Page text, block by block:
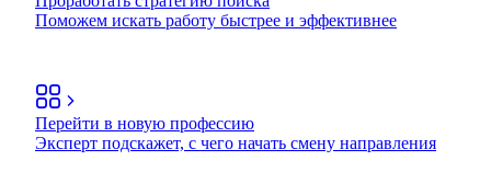
Поможем искать работу быстрее и эффективнее
Перейти в новую профессию
Эксперт подскажет, с чего начать смену направления